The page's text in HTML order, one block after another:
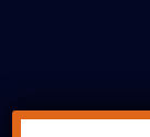
inhoud
sidebar